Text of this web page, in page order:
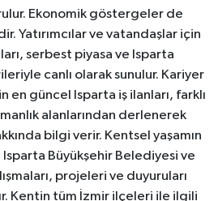
Ekonomik göstergeler de
Yatırımcılar ve vatandaşlar için
serbest piyasa ve Isparta
canlı olarak sunulur. Kariyer
en güncel Isparta iş ilanları, farklı
alanlarından derlenerek
bilgi verir. Kentsel yaşamın
Büyükşehir Belediyesi ve
projeleri ve duyuruları
Kentin tüm İzmir ilçeleri ile ilgili